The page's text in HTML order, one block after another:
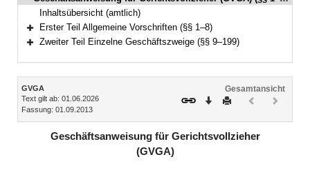
Bereich reduzieren
Inhaltsübersicht (amtlich)
Bereich erweitern
Erster Teil Allgemeine Vorschriften (§§ 1–8)
Zweiter Teil Einzelne Geschäftszweige (§§ 9–199)
Inhalt
GVGA
Text gilt ab: 01.06.2026
Fassung: 01.09.2013
Gesamtansicht
Download
DruckenVorheriges
(inaktiv)(inaktiv)
Geschäftsanweisung für Gerichtsvollzieher
(GVGA)